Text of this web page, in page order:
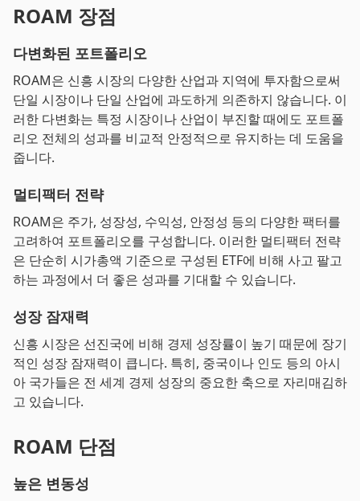
ROAM 장점
다변화된 포트폴리오
ROAM은 신흥 시장의 다양한 산업과 지역에 투자함으로써
단일 시장이나 단일 산업에 과도하게 의존하지 않습니다. 이
러한 다변화는 특정 시장이나 산업이 부진할 때에도 포트폴
리오 전체의 성과를 비교적 안정적으로 유지하는 데 도움을
줍니다.
멀티팩터 전략
ROAM은 주가, 성장성, 수익성, 안정성 등의 다양한 팩터를
고려하여 포트폴리오를 구성합니다. 이러한 멀티팩터 전략
은 단순히 시가총액 기준으로 구성된 ETF에 비해 사고 팔고
하는 과정에서 더 좋은 성과를 기대할 수 있습니다.
성장 잠재력
신흥 시장은 선진국에 비해 경제 성장률이 높기 때문에 장기
적인 성장 잠재력이 큽니다. 특히, 중국이나 인도 등의 아시
아 국가들은 전 세계 경제 성장의 중요한 축으로 자리매김하
고 있습니다.
ROAM 단점
높은 변동성